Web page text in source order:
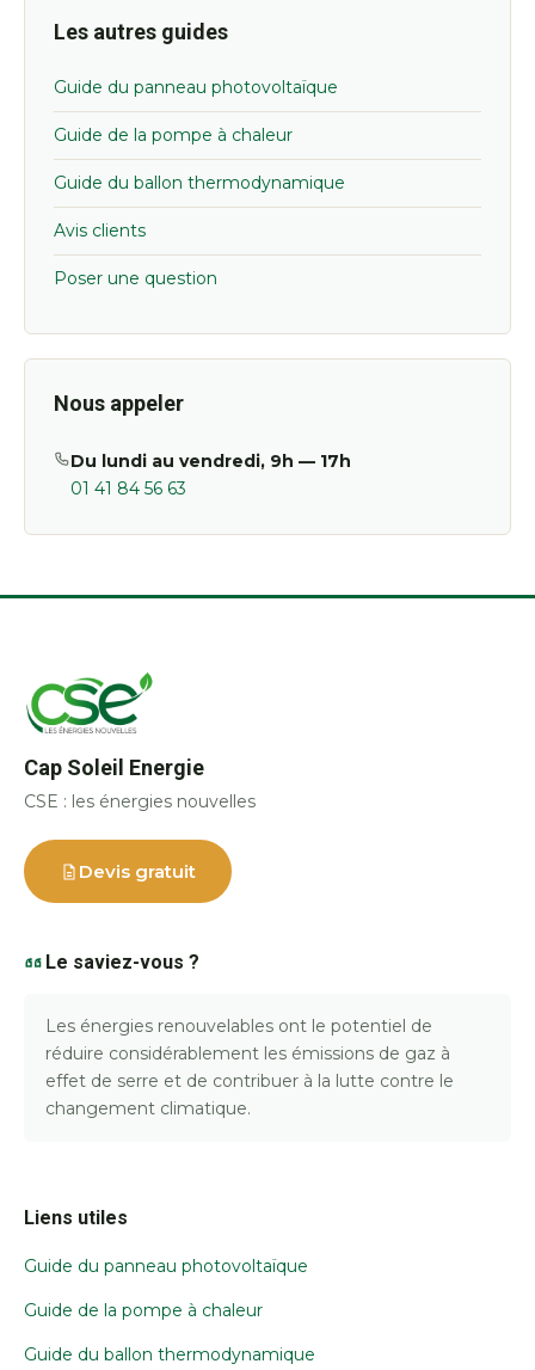
Les autres guides
Guide du panneau photovoltaïque
Guide de la pompe à chaleur
Guide du ballon thermodynamique
Avis clients
Poser une question
Nous appeler
Du lundi au vendredi, 9h — 17h
01 41 84 56 63
Cap Soleil Energie
CSE : les énergies nouvelles
Devis gratuit
Le saviez-vous ?
Les énergies renouvelables ont le potentiel de
réduire considérablement les émissions de gaz à
effet de serre et de contribuer à la lutte contre le
changement climatique.
Liens utiles
Guide du panneau photovoltaïque
Guide de la pompe à chaleur
Guide du ballon thermodynamique